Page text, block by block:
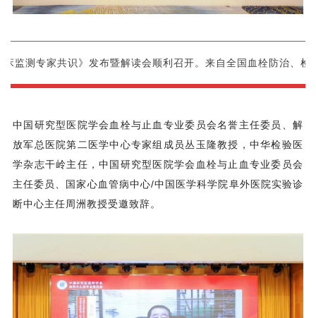
测专家共识》发布暨解读会顺利召开。来自全国血栓防治、
中国研究型医院学会血栓与止血专业委员会名誉主任委员、解
放军总医院第二医学中心专家组成员丛玉隆教授，中华检验医
学杂志干岭主任，中国研究型医院学会血栓与止血专业委员会
主任委员、国家心血管病中心/中国医学科学院阜外医院实验诊
断中心主任周洲教授受邀致辞。